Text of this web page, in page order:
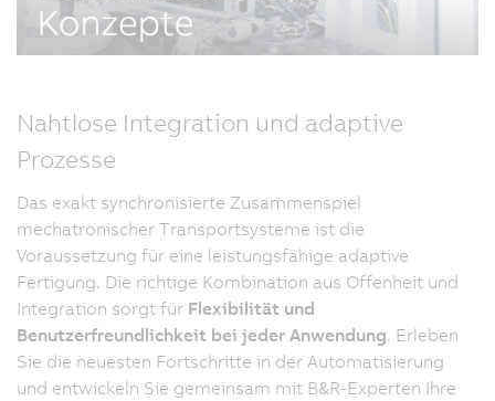
Nahtlose Integration und adaptive
Prozesse
Das exakt synchronisierte Zusammenspiel
mechatronischer Transportsysteme ist die
Voraussetzung für eine leistungsfähige adaptive
Fertigung. Die richtige Kombination aus Offenheit und
Integration sorgt für Flexibilität und
Benutzerfreundlichkeit bei jeder Anwendung. Erleben
Sie die neuesten Fortschritte in der Automatisierung
und entwickeln Sie gemeinsam mit B&R-Experten Ihre